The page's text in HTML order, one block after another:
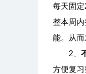
每天固
整本周
能。从而
2、
方便复